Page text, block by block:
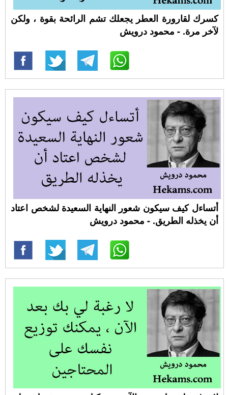
كسرك لقارورة العطر يجعلك تشم الرائحة بقوة ، ولكن
لآخر مرة. - محمود درويش
أتساءل كيف سيكون شعور النهاية السعيدة لشخص اعتاد
أن يخذله الطريق. - محمود درويش